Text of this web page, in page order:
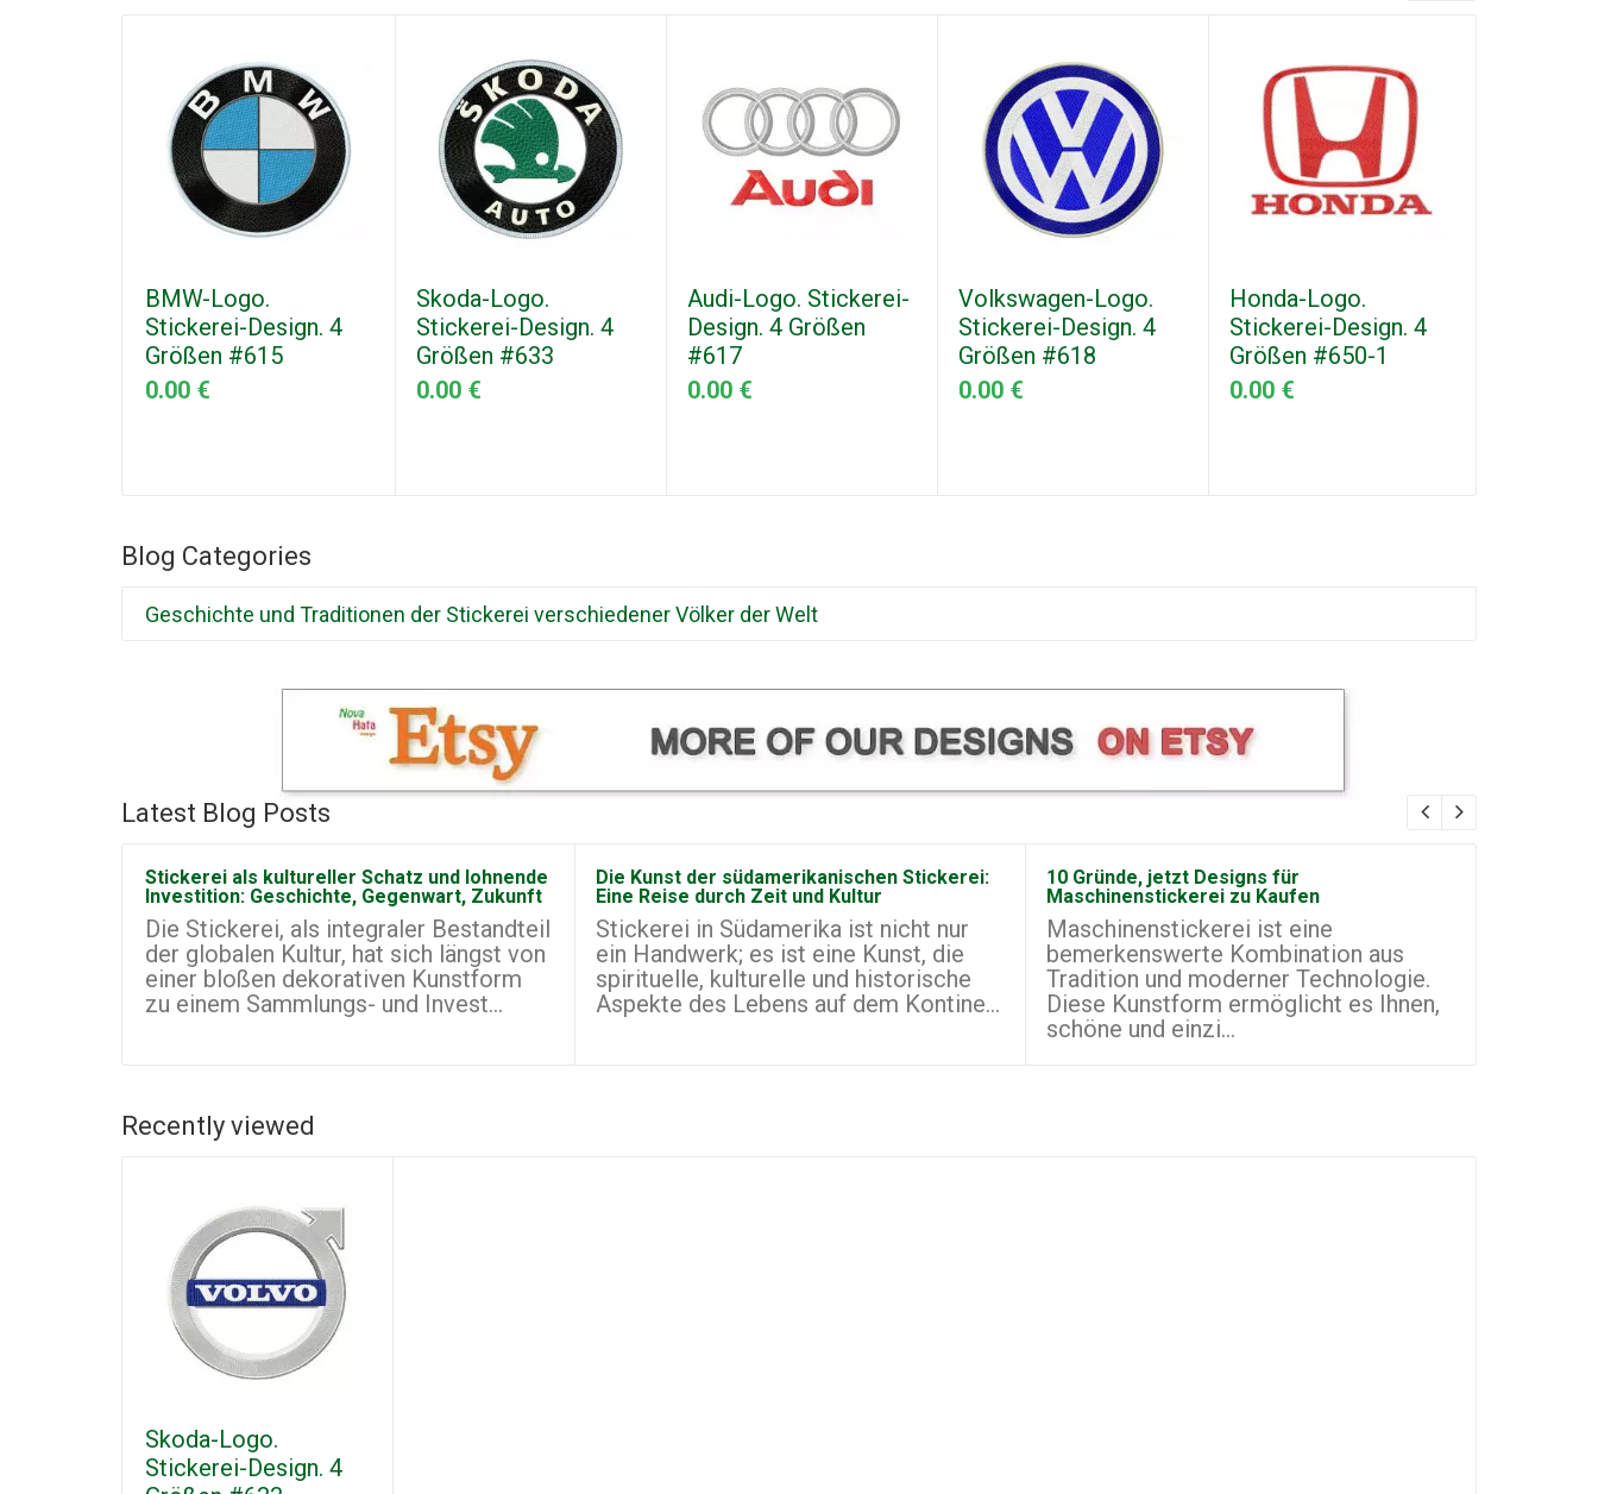
BMW-Logo.
Stickerei-Design. 4
Größen #615
0.00 €
Skoda-Logo.
Stickerei-Design. 4
Größen #633
0.00 €
Audi-Logo. Stickerei-
Design. 4 Größen
#617
0.00 €
Volkswagen-Logo.
Stickerei-Design. 4
Größen #618
0.00 €
Honda-Logo.
Stickerei-Design. 4
Größen #650-1
0.00 €
Blog Categories
Geschichte und Traditionen der Stickerei verschiedener Völker der Welt
Latest Blog Posts
Stickerei als kultureller Schatz und lohnende
Investition: Geschichte, Gegenwart, Zukunft
Die Stickerei, als integraler Bestandteil
der globalen Kultur, hat sich längst von
einer bloßen dekorativen Kunstform
zu einem Sammlungs- und Invest...
Die Kunst der südamerikanischen Stickerei:
Eine Reise durch Zeit und Kultur
Stickerei in Südamerika ist nicht nur
ein Handwerk; es ist eine Kunst, die
spirituelle, kulturelle und historische
Aspekte des Lebens auf dem Kontine...
10 Gründe, jetzt Designs für
Maschinenstickerei zu Kaufen
Maschinenstickerei ist eine
bemerkenswerte Kombination aus
Tradition und moderner Technologie.
Diese Kunstform ermöglicht es Ihnen,
schöne und einzi...
Recently viewed
Skoda-Logo.
Stickerei-Design. 4